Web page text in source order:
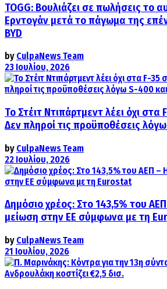
TOGG: Βουλιάζει σε πωλήσεις το
Ερντογάν μετά το πάγωμα της
BYD
by CulpaNews Team
23 Ιουλίου, 2026
Το Στέιτ Ντιπάρτμεντ λέει όχι στα
Δεν πληροί τις προϋποθέσεις
by CulpaNews Team
22 Ιουλίου, 2026
Δημόσιο χρέος: Στο 143,5% του
μείωση στην ΕΕ σύμφωνα με τη
by CulpaNews Team
21 Ιουλίου, 2026